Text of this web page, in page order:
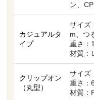
ン、CP
カジュアルタ
イプ
サイズ
m、つ
重さ：
材質：
クリップオン
（丸型）
サイズ
重さ：
材質：